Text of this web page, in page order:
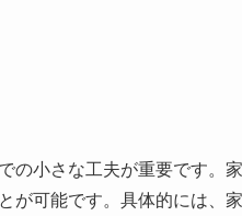
の小さな工夫が重要です。
が可能です。具体的には、